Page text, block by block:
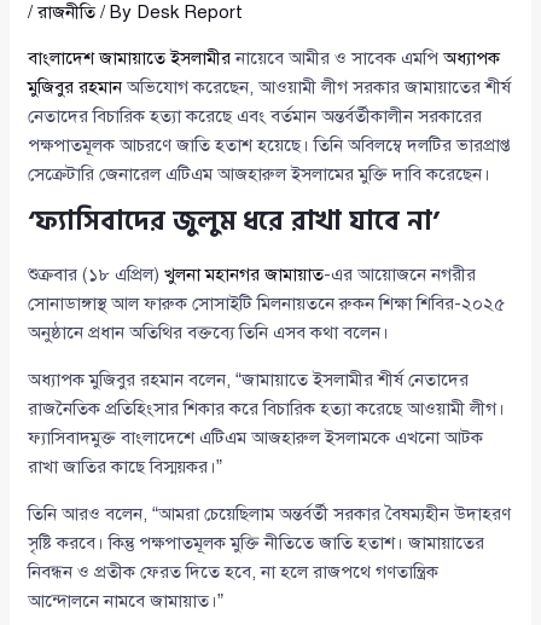
/রাজনীতি/ By Desk Report
বাংলাদেশ জামায়াতে ইসলামীরনায়েবে আমীর ও সাবেক এমপিঅধ্যাপক
মুজিবুর রহমানঅভিযোগ করেছেন, আওয়ামী লীগ সরকার জামায়াতের শীর্ষ
নেতাদের বিচারিক হত্যা করেছে এবং বর্তমান অন্তর্বর্তীকালীন সরকারের
পক্ষপাতমূলক আচরণে জাতি হতাশ হয়েছে। তিনি অবিলম্বে দলটির ভারপ্রাপ্ত
সেক্রেটারি জেনারেল এটিএম আজহারুল ইসলামের মুক্তি দাবি করেছেন।
‘ফ্যাসিবাদের জুলুম ধরে রাখা যাবে না’
শুক্রবার (১৮ এপ্রিল)খুলনা মহানগর জামায়াত-এর আয়োজনে নগরীর
সোনাডাঙ্গাস্থ আল ফারুক সোসাইটি মিলনায়তনে রুকন শিক্ষা শিবির-২০২৫
অনুষ্ঠানে প্রধান অতিথির বক্তব্যে তিনি এসব কথা বলেন।
অধ্যাপক মুজিবুর রহমান বলেন, “জামায়াতে ইসলামীর শীর্ষ নেতাদের
রাজনৈতিক প্রতিহিংসার শিকার করে বিচারিক হত্যা করেছে আওয়ামী লীগ।
ফ্যাসিবাদমুক্ত বাংলাদেশে এটিএম আজহারুল ইসলামকে এখনো আটক
রাখা জাতির কাছে বিস্ময়কর।”
তিনি আরও বলেন, “আমরা চেয়েছিলাম অন্তর্বর্তী সরকার বৈষম্যহীন উদাহরণ
সৃষ্টি করবে। কিন্তু পক্ষপাতমূলক মুক্তি নীতিতে জাতি হতাশ। জামায়াতের
নিবন্ধন ও প্রতীক ফেরত দিতে হবে, না হলে রাজপথে গণতান্ত্রিক
আন্দোলনে নামবে জামায়াত।”